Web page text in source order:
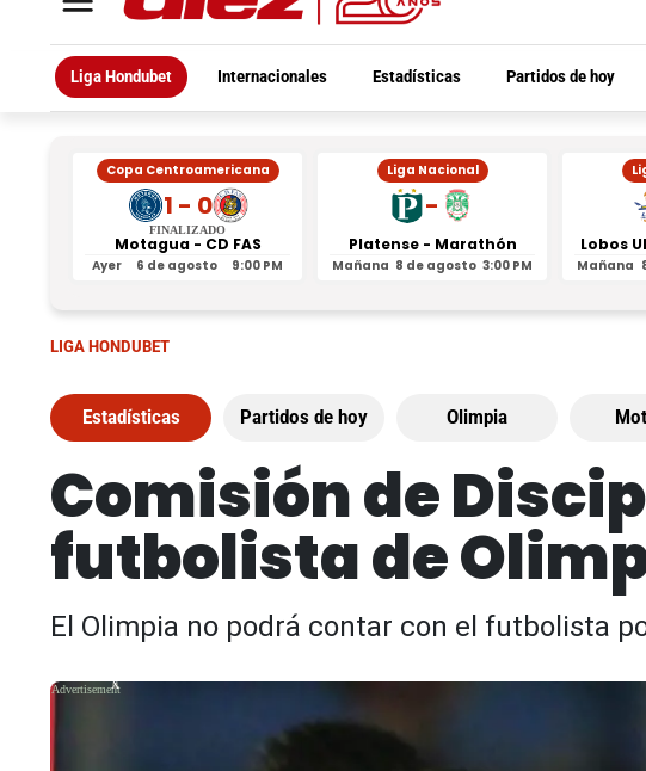
Liga Hondubet Internacionales Estadísticas Partidos de hoy
Copa Centroamericana
1 - 0
FINALIZADO
Motagua - CD FAS
Ayer 6 de agosto 9:00 PM
Liga Nacional
-
Platense - Marathón
Mañana 8 de agosto 3:00 PM
Lobos
Mañana
LIGA HONDUBET
Estadísticas Partidos de hoy Olimpia
Comisión de
futbolista de
El Olimpia no podrá contar con el futbolista
X